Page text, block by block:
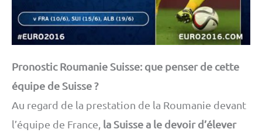
Pronostic Roumanie Suisse: que penser de cette
équipe de Suisse ?
Au regard de la prestation de la Roumanie devant
l’équipe de France, la Suisse a le devoir d’élever